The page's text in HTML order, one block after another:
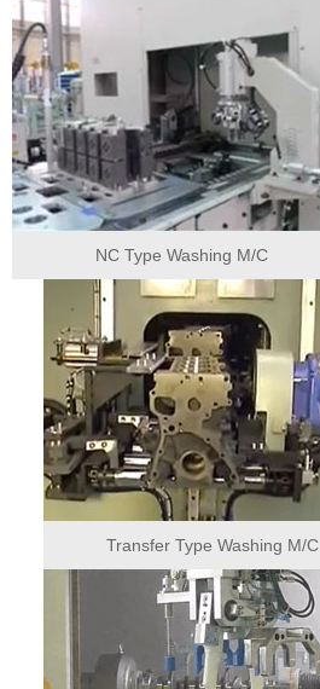
NC Type Washing M/C
Transfer Type Washing M/C